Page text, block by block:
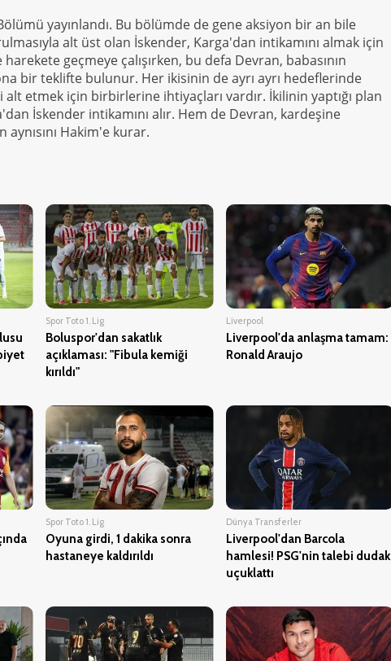
yayınlandı. Bu bölümde de gene aksiyon bir an bile
alt üst olan İskender, Karga'dan intikamını almak için
geçmeye çalışırken, bu defa Devran, babasının
bir teklifte bulunur. Her ikisinin de ayrı ayrı hedeflerinde
etmek için birbirlerine ihtiyaçları vardır. İkilinin yaptığı plan
İskender intikamını alır. Hem de Devran, kardeşine
Hakim'e kurar.
Spor Toto 1. Lig
Boluspor'dan sakatlık
açıklaması: "Fibula kemiği
kırıldı"
Liverpool
Liverpool'da anlaşma tamam:
Ronald Araujo
Spor Toto 1. Lig
Oyuna girdi, 1 dakika sonra
hastaneye kaldırıldı
Dünya Transferler
Liverpool'dan Barcola
hamlesi! PSG'nin talebi dudak
uçuklattı